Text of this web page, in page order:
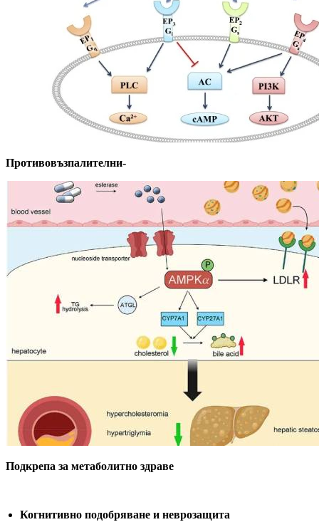
Противовъзпалителни-
Подкрепа за метаболитно здраве
Когнитивно подобряване и неврозащита